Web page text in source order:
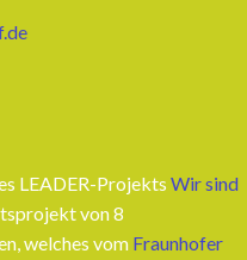
LEADER-Projekts Wir sind
von 8
welches vom Fraunhofer